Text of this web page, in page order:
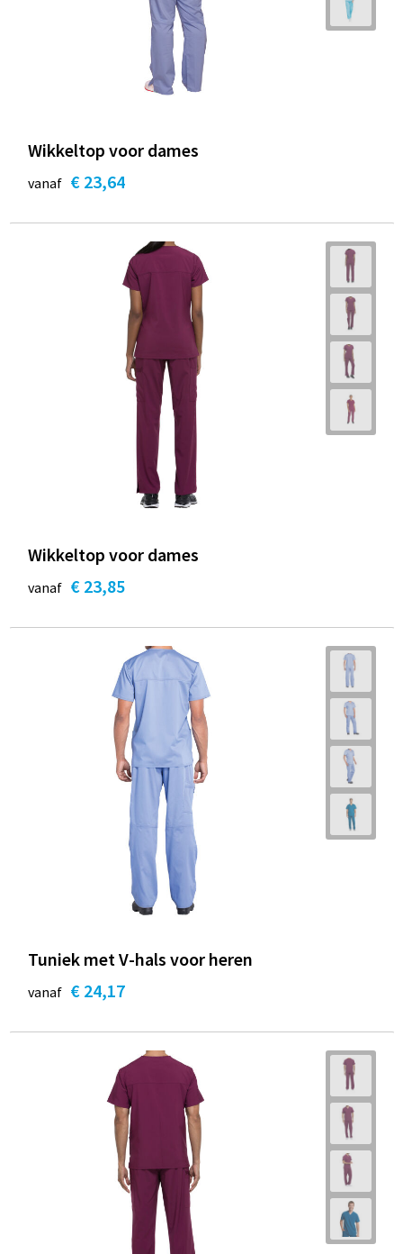
Wikkeltop voor dames
vanaf € 23,64
Wikkeltop voor dames
vanaf € 23,85
Tuniek met V-hals voor heren
vanaf € 24,17